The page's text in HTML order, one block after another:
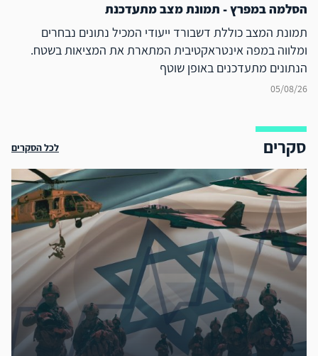
הסלמה במפרץ - תמונת מצב מתעדכנת
תמונת המצב כוללת דשבורד ייעודי המכיל נתונים נבחרים
ומלווה במפה אינטראקטיבית המתארת את המציאות בשטח.
הנתונים מתעדכנים באופן שוטף
05/08/26
סקרים לכל הסקרים